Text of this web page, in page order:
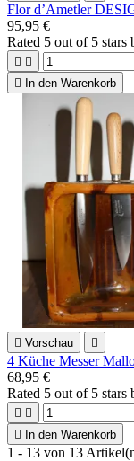
Flor d’Ametler
95,95 €
Rated 5 out of 5 stars
 

In den Warenkorb
 Vorschau 
4 Küche Messer
68,95 €
Rated 5 out of 5 stars
 

In den Warenkorb
1 - 13 von 13